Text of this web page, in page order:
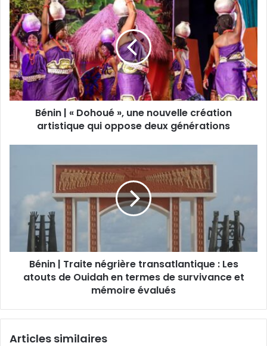
Bénin | « Dohoué », une nouvelle création
artistique qui oppose deux générations
Bénin | Traite négrière transatlantique : Les
atouts de Ouidah en termes de survivance et
mémoire évalués
Articles similaires